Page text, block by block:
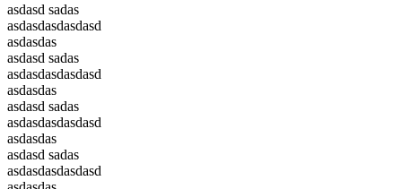
asdasd sadas
asdasdasdasdasd
asdasdas
asdasd sadas
asdasdasdasdasd
asdasdas
asdasd sadas
asdasdasdasdasd
asdasdas
asdasd sadas
asdasdasdasdasd